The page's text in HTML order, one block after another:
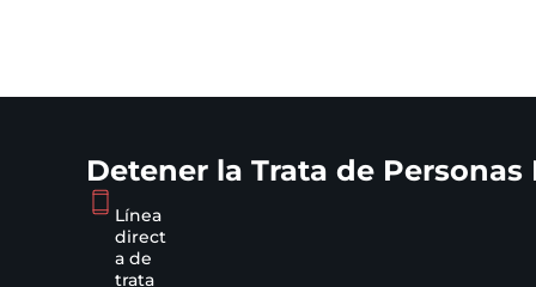
Detener la Trata de Personas
Línea
direct
a de
trata